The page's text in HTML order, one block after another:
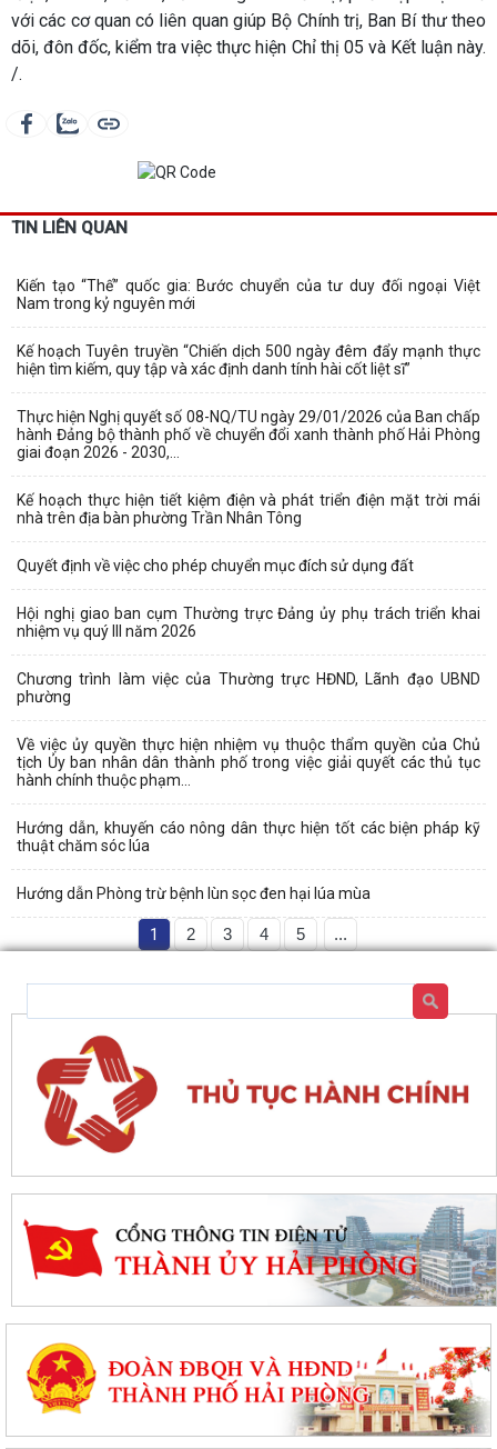
với các cơ quan có liên quan giúp Bộ Chính trị, Ban Bí thư theo
dõi, đôn đốc, kiểm tra việc thực hiện Chỉ thị 05 và Kết luận này.
/.
TIN LIÊN QUAN
Kiến tạo “Thế” quốc gia: Bước chuyển của tư duy đối ngoại Việt
Nam trong kỷ nguyên mới
Kế hoạch Tuyên truyền “Chiến dịch 500 ngày đêm đẩy mạnh thực
hiện tìm kiếm, quy tập và xác định danh tính hài cốt liệt sĩ”
Thực hiện Nghị quyết số 08-NQ/TU ngày 29/01/2026 của Ban chấp
hành Đảng bộ thành phố về chuyển đổi xanh thành phố Hải Phòng
giai đoạn 2026 - 2030,...
Kế hoạch thực hiện tiết kiệm điện và phát triển điện mặt trời mái
nhà trên địa bàn phường Trần Nhân Tông
Quyết định về việc cho phép chuyển mục đích sử dụng đất
Hội nghị giao ban cụm Thường trực Đảng ủy phụ trách triển khai
nhiệm vụ quý III năm 2026
Chương trình làm việc của Thường trực HĐND, Lãnh đạo UBND
phường
Về việc ủy quyền thực hiện nhiệm vụ thuộc thẩm quyền của Chủ
tịch Ủy ban nhân dân thành phố trong việc giải quyết các thủ tục
hành chính thuộc phạm...
Hướng dẫn, khuyến cáo nông dân thực hiện tốt các biện pháp kỹ
thuật chăm sóc lúa
Hướng dẫn Phòng trừ bệnh lùn sọc đen hại lúa mùa
1 2 3 4 5 ...